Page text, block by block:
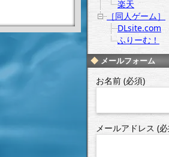
感想」
楽天
［同人ゲーム］
DLsite.com
ふりーむ！
メールフォーム
お名前 (必須)
メールアドレス (